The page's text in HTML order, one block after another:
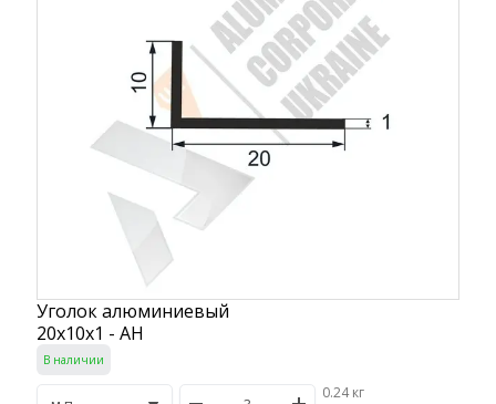
Уголок алюминиевый
20х10х1 - АН
В наличии
0.24 кг